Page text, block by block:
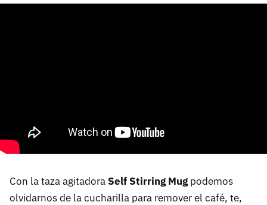
Con la taza agitadora Self Stirring Mugpodemos
olvidarnos de la cucharilla para remover el café, te,